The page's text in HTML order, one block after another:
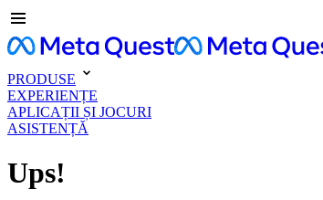
PRODUSE
EXPERIENȚE
APLICAȚII ȘI JOCURI
ASISTENȚĂ
Ups!